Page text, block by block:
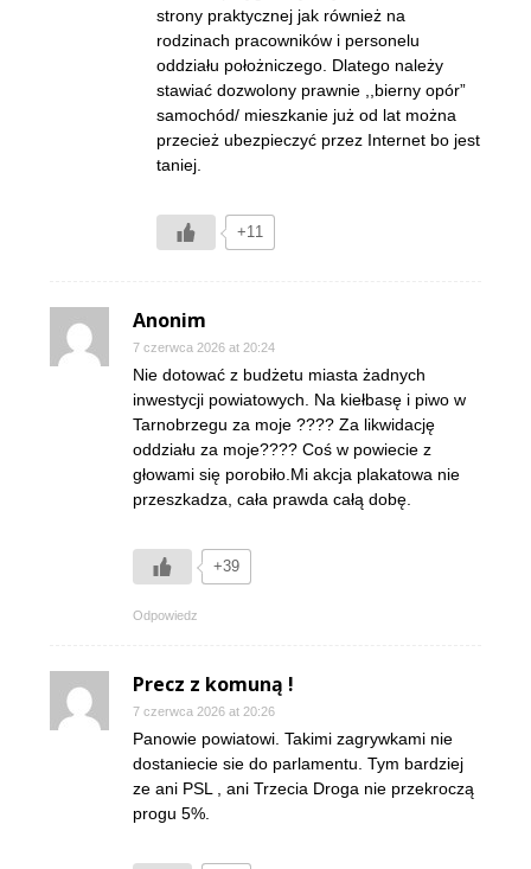
strony praktycznej jak również na
rodzinach pracowników i personelu
oddziału położniczego. Dlatego należy
stawiać dozwolony prawnie ,,bierny opór”
samochód/ mieszkanie już od lat można
przecież ubezpieczyć przez Internet bo jest
taniej.
+11
Anonim
7 czerwca 2026 at 20:24
Nie dotować z budżetu miasta żadnych
inwestycji powiatowych. Na kiełbasę i piwo w
Tarnobrzegu za moje ???? Za likwidację
oddziału za moje???? Coś w powiecie z
głowami się porobiło.Mi akcja plakatowa nie
przeszkadza, cała prawda całą dobę.
+39
Odpowiedz
Precz z komuną !
7 czerwca 2026 at 20:26
Panowie powiatowi. Takimi zagrywkami nie
dostaniecie sie do parlamentu. Tym bardziej
ze ani PSL , ani Trzecia Droga nie przekroczą
progu 5%.